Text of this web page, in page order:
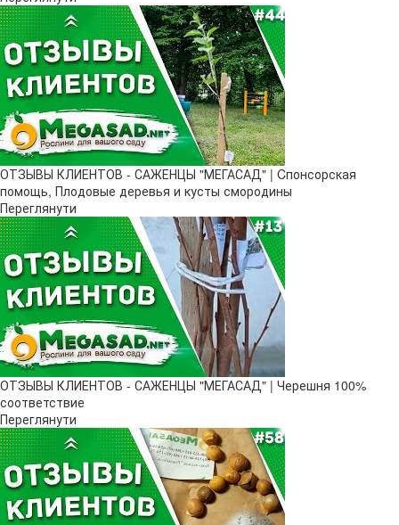
ОТЗЫВЫ КЛИЕНТОВ - САЖЕНЦЫ "МЕГАСАД" | Cпонсорская
помощь, Плодовые деревья и кусты смородины
Переглянути
ОТЗЫВЫ КЛИЕНТОВ - САЖЕНЦЫ "МЕГАСАД" | Черешня 100%
соответствие
Переглянути